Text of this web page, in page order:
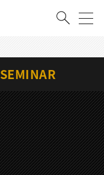
会員登録
SEMINAR